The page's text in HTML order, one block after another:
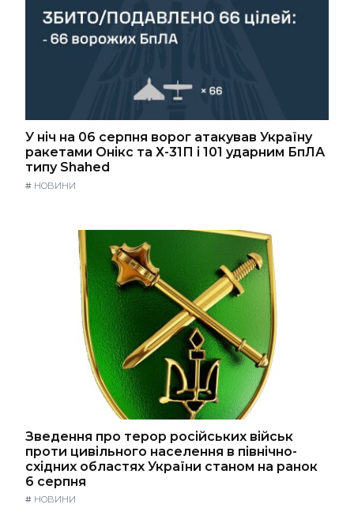
У ніч на 06 серпня ворог атакував Україну
ракетами Онікс та Х-31П і 101 ударним БпЛА
типу Shahed
# НОВИНИ
Зведення про терор російських військ
проти цивільного населення в північно-
східних областях України станом на ранок
6 серпня
# НОВИНИ